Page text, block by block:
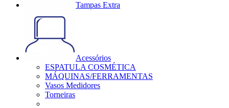
Tampas Extra
Acessórios
ESPATULA COSMÉTICA
MÁQUINAS/FERRAMENTAS
Vasos Medidores
Torneiras